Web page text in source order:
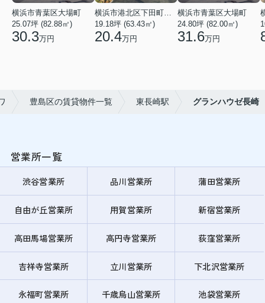
横浜市青葉区大場町
25.07坪 (82.88㎡)
30.3万円
19.18坪 (63.43㎡)
20.4万円
横浜市青葉区大場町
24.80坪 (82.00㎡)
31.6万円
豊島区の賃貸物件一覧 東長崎駅 グランハウゼ長崎
営業所一覧
渋谷営業所 品川営業所 蒲田営業所
自由が丘営業所 用賀営業所 新宿営業所
高田馬場営業所 高円寺営業所 荻窪営業所
吉祥寺営業所 立川営業所 下北沢営業所
永福町営業所 千歳烏山営業所 池袋営業所